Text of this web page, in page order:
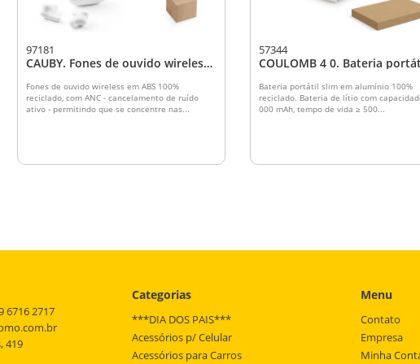
97181
CAUBY. Fones de ouvido wireless
ABS 100% reciclado
Fones de ouvido wireless em ABS 100%
reciclado, com ANC - cancelamento de ruído
ativo - permitindo que se concentre nas...
57344
COULOMB 4 0. Bateria
(4 000 mAh)
Bateria portátil slim em alumínio 100%
reciclado. Bateria de lítio com
000 mAh, tempo de vida ≥ 500...
6716 2717
419
Categorias
***DIA DOS PAIS***
Acessórios p/ Celular
Acessórios para Carros
Menu
Contato
Empresa
Minha